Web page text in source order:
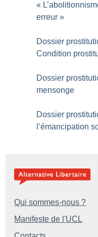
«
erreur »
Dossier
Condition
Dossier
mensonge
Dossier
l’émancipation
Qui sommes-nous ?
Manifeste de l'UCL